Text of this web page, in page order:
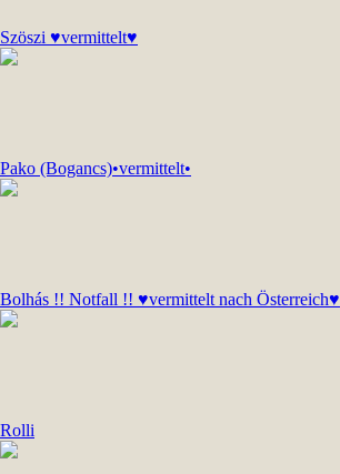
Szöszi ♥vermittelt♥
Pako (Bogancs)•vermittelt•
Bolhás !! Notfall !! ♥vermittelt nach Österreich♥
Rolli